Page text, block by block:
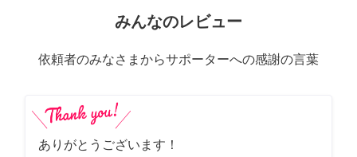
みんなのレビュー
依頼者のみなさまからサポーターへの感謝の言葉
ありがとうございます！